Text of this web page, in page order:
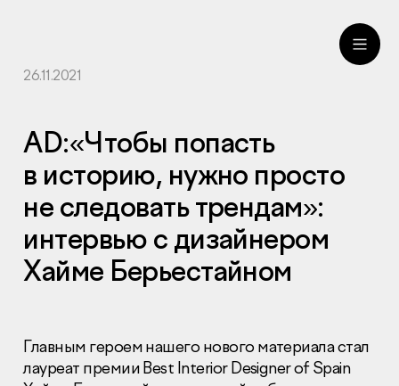
26.11.2021
AD:«Чтобы попасть
в историю, нужно просто
не следовать трендам»:
интервью с дизайнером
Хайме Берьестайном
Главным героем нашего нового материала стал
лауреат премии Best Interior Designer of Spain